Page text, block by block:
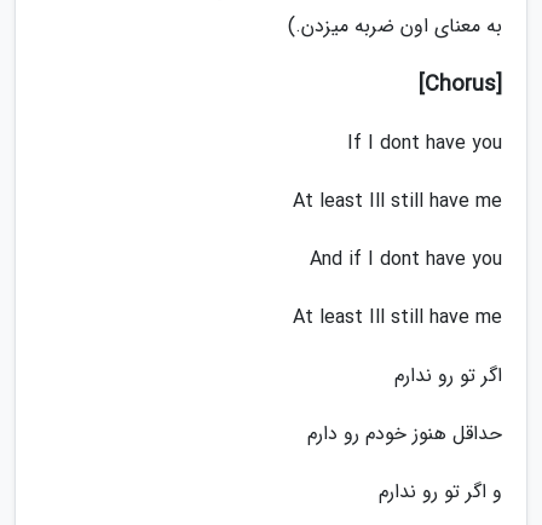
به معنای اون ضربه میزدن.)
[Chorus]
If I dont have you
At least Ill still have me
And if I dont have you
At least Ill still have me
اگر تو رو ندارم
حداقل هنوز خودم رو دارم
و اگر تو رو ندارم